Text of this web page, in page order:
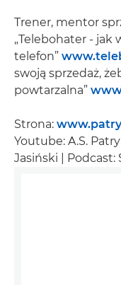
Trener, mentor
„Telebohater - jak
telefon”
swoją sprzedaż,
powtarzalna”
Strona:
Youtube: A.S.
Jasiński | Podcast: